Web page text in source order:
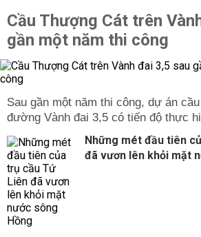
Cầu Thượng Cát trên
gần một năm thi công
Sau gần một năm thi công, dự án
đường Vành đai 3,5 có tiến độ thực
Những mét đầu tiên
đã vươn lên khỏi mặt